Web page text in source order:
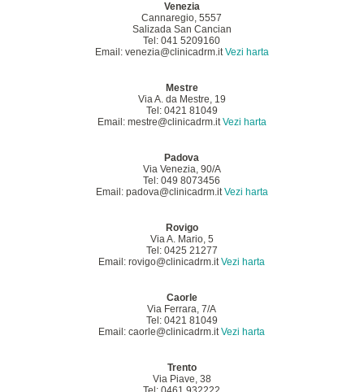
Venezia
Cannaregio, 5557
Salizada San Cancian
Tel: 041 5209160
Email: venezia@clinicadrm.it Vezi harta
Mestre
Via A. da Mestre, 19
Tel: 0421 81049
Email: mestre@clinicadrm.it Vezi harta
Padova
Via Venezia, 90/A
Tel: 049 8073456
Email: padova@clinicadrm.it Vezi harta
Rovigo
Via A. Mario, 5
Tel: 0425 21277
Email: rovigo@clinicadrm.it Vezi harta
Caorle
Via Ferrara, 7/A
Tel: 0421 81049
Email: caorle@clinicadrm.it Vezi harta
Trento
Via Piave, 38